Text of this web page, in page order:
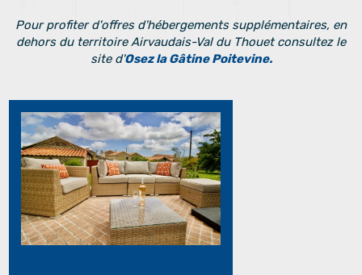
Pour profiter d'offres d'hébergements supplémentaires, en
dehors du territoire Airvaudais-Val du Thouet consultez le
site d'Osez la Gâtine Poitevine.